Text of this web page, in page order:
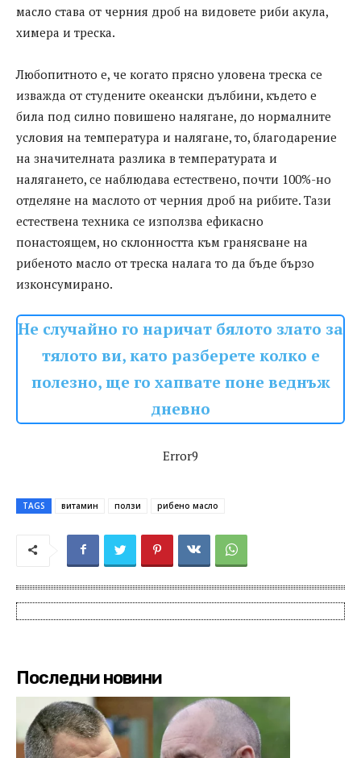
масло става от черния дроб на видовете риби акула,
химера и треска.
Любопитното е, че когато прясно уловена треска се
изважда от студените океански дълбини, където е
била под силно повишено налягане, до нормалните
условия на температура и налягане, то, благодарение
на значителната разлика в температурата и
налягането, се наблюдава естествено, почти 100%-но
отделяне на маслото от черния дроб на рибите. Тази
естествена техника се използва ефикасно
понастоящем, но склонността към гранясване на
рибеното масло от треска налага то да бъде бързо
изконсумирано.
Не случайно го наричат бялото злато за
тялото ви, като разберете колко е
полезно, ще го хапвате поне веднъж
дневно
Error9
TAGS витамин ползи рибено масло
Последни новини